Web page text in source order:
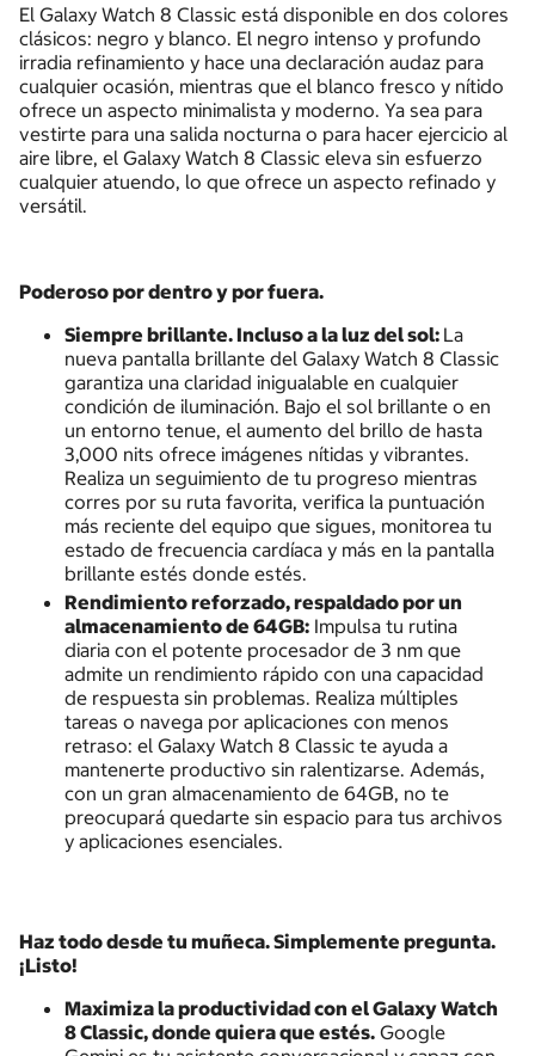
El Galaxy Watch 8 Classic está disponible en dos colores
clásicos: negro y blanco. El negro intenso y profundo
irradia refinamiento y hace una declaración audaz para
cualquier ocasión, mientras que el blanco fresco y nítido
ofrece un aspecto minimalista y moderno. Ya sea para
vestirte para una salida nocturna o para hacer ejercicio al
aire libre, el Galaxy Watch 8 Classic eleva sin esfuerzo
cualquier atuendo, lo que ofrece un aspecto refinado y
versátil.
Poderoso por dentro y por fuera.
Siempre brillante. Incluso a la luz del sol: La
nueva pantalla brillante del Galaxy Watch 8 Classic
garantiza una claridad inigualable en cualquier
condición de iluminación. Bajo el sol brillante o en
un entorno tenue, el aumento del brillo de hasta
3,000 nits ofrece imágenes nítidas y vibrantes.
Realiza un seguimiento de tu progreso mientras
corres por su ruta favorita, verifica la puntuación
más reciente del equipo que sigues, monitorea tu
estado de frecuencia cardíaca y más en la pantalla
brillante estés donde estés.
Rendimiento reforzado, respaldado por un
almacenamiento de 64GB:Impulsa tu rutina
diaria con el potente procesador de 3 nm que
admite un rendimiento rápido con una capacidad
de respuesta sin problemas. Realiza múltiples
tareas o navega por aplicaciones con menos
retraso: el Galaxy Watch 8 Classic te ayuda a
mantenerte productivo sin ralentizarse. Además,
con un gran almacenamiento de 64GB, no te
preocupará quedarte sin espacio para tus archivos
y aplicaciones esenciales.
Haz todo desde tu muñeca. Simplemente pregunta.
¡Listo!
Maximiza la productividad con el Galaxy Watch
8 Classic, donde quiera que estés.Google